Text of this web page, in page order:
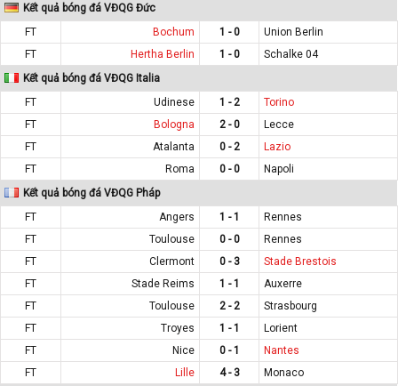
Kết quả bóng đá VĐQG Đức
FT
Bochum 1 - 0
Union Berlin
FT
Hertha Berlin 1 - 0
Schalke 04
Kết quả bóng đá VĐQG Italia
FT
Udinese 1 - 2
Torino
FT
Bologna 2 - 0
Lecce
FT
Atalanta 0 - 2
Lazio
FT
Roma 0 - 0
Napoli
Kết quả bóng đá VĐQG Pháp
FT
Angers 1 - 1
Rennes
FT
Toulouse 0 - 0
Rennes
FT
Clermont 0 - 3
Stade Brestois
FT
Stade Reims 1 - 1
Auxerre
FT
Toulouse 2 - 2
Strasbourg
FT
Troyes 1 - 1
Lorient
FT
Nice 0 - 1
Nantes
FT
Lille 4 - 3
Monaco